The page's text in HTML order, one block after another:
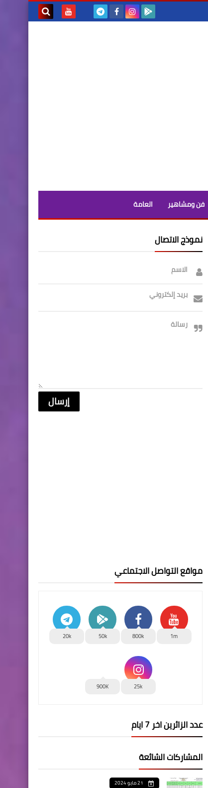
فن ومشاهير العامة
نموذج الاتصال
الاسم
بريد إلكتروني
رسالة
مواقع التواصل الاجتماعي
1m
800k
50k
20k
25k
900K
عدد الزائرين اخر 7 ايام
المشاركات الشائعة
21 مايو 2024